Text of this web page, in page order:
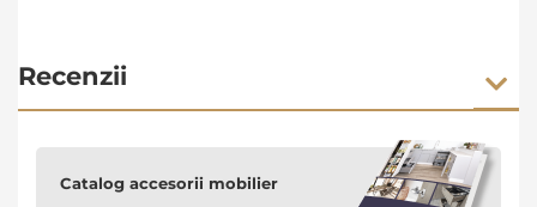
Recenzii
Catalog accesorii mobilier